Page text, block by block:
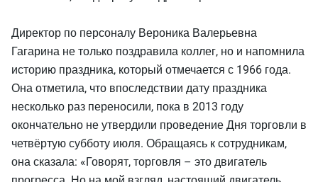
Директор по персоналу Вероника Валерьевна
Гагарина не только поздравила коллег, но и напомнила
историю праздника, который отмечается с 1966 года.
Она отметила, что впоследствии дату праздника
несколько раз переносили, пока в 2013 году
окончательно не утвердили проведение Дня торговли в
четвёртую субботу июля. Обращаясь к сотрудникам,
она сказала: «Говорят, торговля – это двигатель